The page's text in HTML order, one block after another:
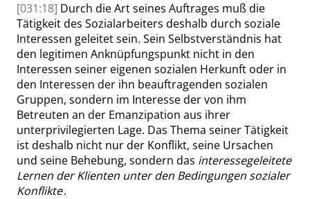
[031:18] Durch die Art seines Auftrages muß die
Tätigkeit des Sozialarbeiters deshalb durch soziale
Interessen geleitet sein. Sein Selbstverständnis hat
den legitimen Anknüpfungspunkt nicht in den
Interessen seiner eigenen sozialen Herkunft oder in
den Interessen der ihn beauftragenden sozialen
Gruppen, sondern im Interesse der von ihm
Betreuten an der Emanzipation aus ihrer
unterprivilegierten Lage. Das Thema seiner Tätigkeit
istdeshalb nicht nur der Konflikt, seine Ursachen
und seine Behebung, sondern das interessegeleitete
Lernen der Klienten unter den Bedingungen sozialer
Konflikte.